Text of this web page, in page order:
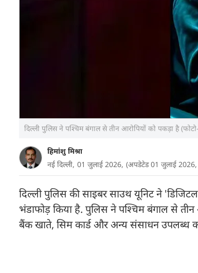
दिल्ली पुलिस ने पश्चिम बंगाल से तीन आरोपियों को पकड़ा है
हिमांशु मिश्रा
नई दिल्ली, 01 जुलाई 2026, (अपडेटेड 01 जुलाई
दिल्ली पुलिस की साइबर साउथ यूनिट ने
भंडाफोड़ किया है. पुलिस ने पश्चिम बंगाल से तीन
बैंक खाते, सिम कार्ड और अन्य संसाधन उपलब्ध